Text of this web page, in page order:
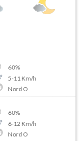
60%
5-11 Km/h
Nord O
60%
6-12 Km/h
Nord O